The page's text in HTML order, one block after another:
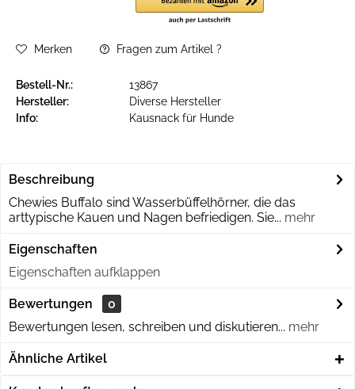
Merken Fragen zum Artikel ?
Bestell-Nr.:
13867
Hersteller:
Diverse Hersteller
Info:
Kausnack für Hunde
Beschreibung
Chewies Buffalo sind Wasserbüffelhörner, die das
arttypische Kauen und Nagen befriedigen. Sie... mehr
Eigenschaften
Eigenschaften aufklappen
Bewertungen
0
Bewertungen lesen, schreiben und diskutieren... mehr
Ähnliche Artikel